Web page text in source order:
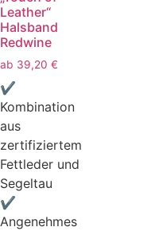
Leather“
Halsband
Redwine
ab 39,20 €
✔
Kombination
aus
zertifiziertem
Fettleder und
Segeltau
✔
Angenehmes